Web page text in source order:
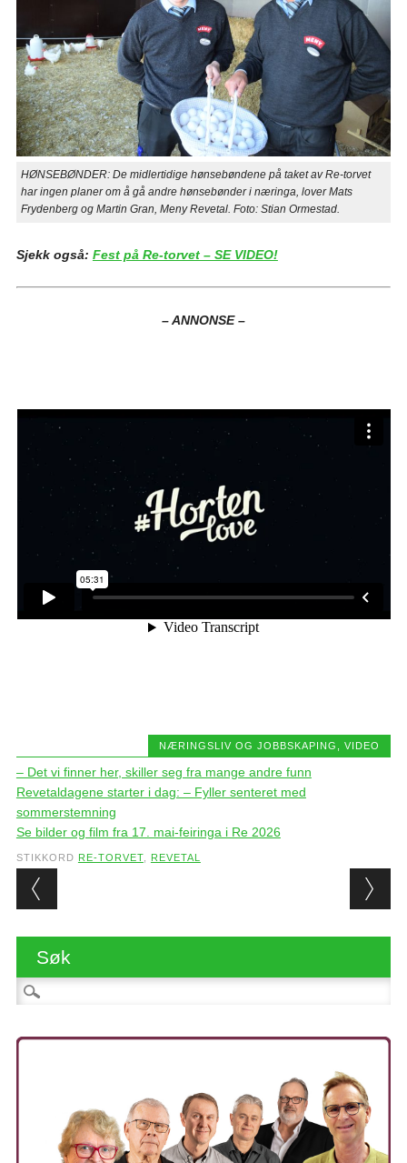
HØNSEBØNDER: De midlertidige hønsebøndene på taket av Re-torvet
har ingen planer om å gå andre hønsebønder i næringa, lover Mats
Frydenberg og Martin Gran, Meny Revetal. Foto: Stian Ormestad.
Sjekk også: Fest på Re-torvet – SE VIDEO!
– ANNONSE –
NÆRINGSLIV OG JOBBSKAPING ,VIDEO
– Det vi finner her, skiller seg fra mange andre funn
Revetaldagene starter i dag: – Fyller senteret med
sommerstemning
Se bilder og film fra 17. mai-feiringa i Re 2026
STIKKORD RE-TORVET, REVETAL
Post navigation
Søk
Søk etter: